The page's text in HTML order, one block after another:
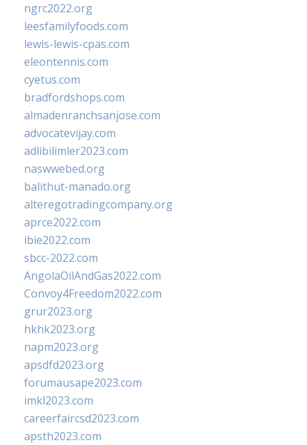
ngrc2022.org
leesfamilyfoods.com
lewis-lewis-cpas.com
eleontennis.com
cyetus.com
bradfordshops.com
almadenranchsanjose.com
advocatevijay.com
adlibilimler2023.com
naswwebed.org
balithut-manado.org
alteregotradingcompany.org
aprce2022.com
ibie2022.com
sbcc-2022.com
AngolaOilAndGas2022.com
Convoy4Freedom2022.com
grur2023.org
hkhk2023.org
napm2023.org
apsdfd2023.org
forumausape2023.com
imkl2023.com
careerfaircsd2023.com
apsth2023.com